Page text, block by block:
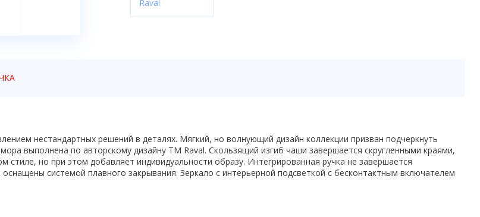
нестандартных решений в деталях. Мягкий, но волнующий дизайн коллекции призван подчеркнуть
выполнена по авторскому дизайну ТМ Raval. Скользящий изгиб чаши завершается скругленными краями,
но при этом добавляет индивидуальности образу. Интегрированная ручка не завершается
системой плавного закрывания. Зеркало с интерьерной подсветкой с бесконтактным включателем